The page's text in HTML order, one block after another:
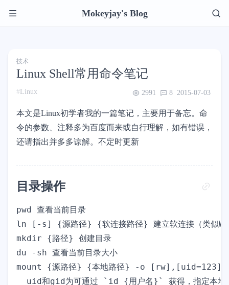
Mokeyjay's Blog
技术
Linux Shell常用命令笔记
Linux 2991 8 2015-07-03
本文是Linux初学者我的一篇笔记，主要用于备忘。命
令的参数、注释多为百度而来或自行理解，如有错误，
还请指出并多多谅解。不定时更新
目录操作
pwd 查看当前目录
ln [-s] {源路径} {软连接路径} 建立软连接（类似
mkdir {路径} 创建目录
du -sh 查看当前目录大小
mount {源路径} {本地路径} -o